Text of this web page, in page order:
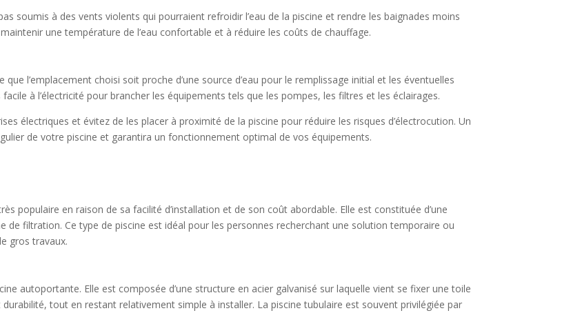
soumis à des vents violents qui pourraient refroidir l’eau de la piscine et rendre les baignades moins
une température de l’eau confortable et à réduire les coûts de chauffage.
l’emplacement choisi soit proche d’une source d’eau pour le remplissage initial et les éventuelles
à l’électricité pour brancher les équipements tels que les pompes, les filtres et les éclairages.
électriques et évitez de les placer à proximité de la piscine pour réduire les risques d’électrocution. Un
de votre piscine et garantira un fonctionnement optimal de vos équipements.
populaire en raison de sa facilité d’installation et de son coût abordable. Elle est constituée d’une
de filtration. Ce type de piscine est idéal pour les personnes recherchant une solution temporaire ou
gros travaux.
autoportante. Elle est composée d’une structure en acier galvanisé sur laquelle vient se fixer une toile
tout en restant relativement simple à installer. La piscine tubulaire est souvent privilégiée par